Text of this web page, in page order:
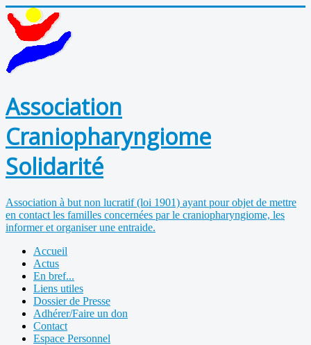
Association
Craniopharyngiome
Solidarité
Association à but non lucratif (loi 1901) ayant pour objet de mettre
en contact les familles concernées par le craniopharyngiome, les
informer et organiser une entraide.
Accueil
Actus
En bref...
Liens utiles
Dossier de Presse
Adhérer/Faire un don
Contact
Espace Personnel